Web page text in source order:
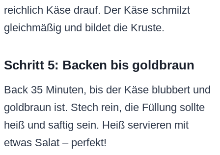
reichlich Käse drauf. Der Käse schmilzt
gleichmäßig und bildet die Kruste.
Schritt 5: Backen bis goldbraun
Back 35 Minuten, bis der Käse blubbert und
goldbraun ist. Stech rein, die Füllung sollte
heiß und saftig sein. Heiß servieren mit
etwas Salat – perfekt!